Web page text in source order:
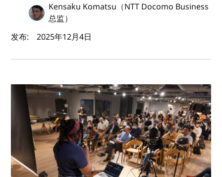
Kensaku Komatsu（NTT Docomo Business
总监）
发布:
2025年12月4日